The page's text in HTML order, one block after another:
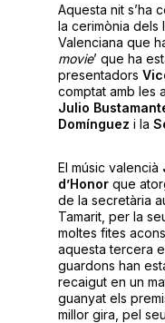
Aquesta nit s’ha
la cerimònia dels
Valenciana que
movie’ que ha
presentadors
comptat amb les
Julio
Domínguez i la
El músic valencià
d’Honorque
de la secretària
Tamarit, per la
moltes fites
aquesta tercera
guardons han
recaigut en un
guanyat els
millor gira, pel